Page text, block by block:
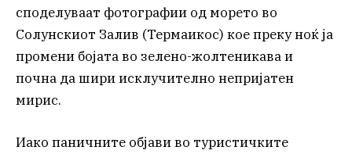
споделуваат фотографии од морето во
Солунскиот Залив (Термаикос) кое преку ноќ ја
промени бојата во зелено-жолтеникава и
почна да шири исклучително непријатен
мирис.
Иако паничните објави во туристичките